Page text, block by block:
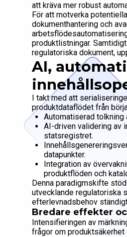
att kräva mer robust
För att motverka
dokumenthantering och
produktlistningar.
regulatoriska dokument,
AI,
I takt med att
produktdataflödet från
Automatiserad
AI-driven validering av
statsregistret.
datapunkter.
Integration av
produktflöden och
Denna paradigmskifte
utvecklande regulatoriska
efterlevnadsbehov
Bredare effekter
Intensifieringen av
frågor om produktsäkerhet